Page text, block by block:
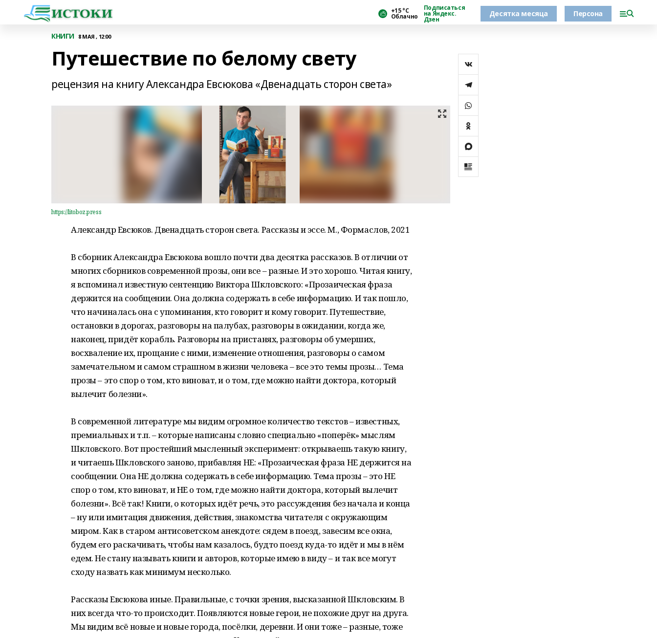
+15 °С
Облачно
Подписаться
на Яндекс.
Дзен
Десятка месяца Персона
КНИГИ 8 МАЯ , 12:00
Путешествие по белому свету
рецензия на книгу Александра Евсюкова «Двенадцать сторон света»
https://litoboz.press
Александр Евсюков. Двенадцать сторон света. Рассказы и эссе. М., Формаслов, 2021
В сборник Александра Евсюкова вошло почти два десятка рассказов. В отличии от
многих сборников современной прозы, они все – разные. И это хорошо. Читая книгу,
я вспоминал известную сентенцию Виктора Шкловского: «Прозаическая фраза
держится на сообщении. Она должна содержать в себе информацию. И так пошло,
что начиналась она с упоминания, кто говорит и кому говорит. Путешествие,
остановки в дорогах, разговоры на палубах, разговоры в ожидании, когда же,
наконец, придёт корабль. Разговоры на пристанях, разговоры об умерших,
восхваление их, прощание с ними, изменение отношения, разговоры о самом
замечательном и самом страшном в жизни человека – все это темы прозы… Тема
прозы – это спор о том, кто виноват, и о том, где можно найти доктора, который
вылечит болезни».
В современной литературе мы видим огромное количество текстов – известных,
премиальных и т.п. – которые написаны словно специально «поперёк» мыслям
Шкловского. Вот простейший мысленный эксперимент: открываешь такую книгу,
и читаешь Шкловского заново, прибавляя НЕ: «Прозаическая фраза НЕ держится на
сообщении. Она НЕ должна содержать в себе информацию. Тема прозы – это НЕ
спор о том, кто виноват, и НЕ о том, где можно найти доктора, который вылечит
болезни». Всё так! Книги, о которых идёт речь, это рассуждения без начала и конца
– ну или имитация движения, действия, знакомства читателя с окружающим
миром. Как в старом антисоветском анекдоте: сядем в поезд, завесим все окна,
будем его раскачивать, чтобы нам казалось, будто поезд куда-то идёт и мы в нём
едем. Не стану называть книги и авторов, которые имею в виду – и так все могут
сходу назвать как минимум несколько.
Рассказы Евсюкова иные. Правильные, с точки зрения, высказанной Шкловским. В
них всегда что-то происходит. Появляются новые герои, не похожие друг на друга.
Мы видим всё новые и новые города, посёлки, деревни. И они тоже – разные, тоже